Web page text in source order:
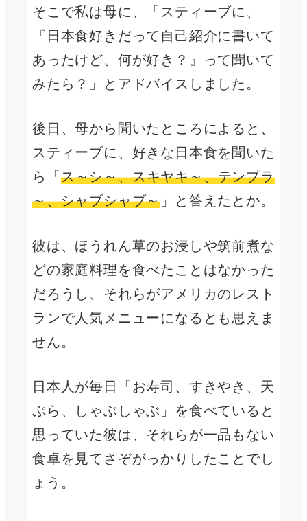
そこで私は母に、「スティーブに、
『日本食好きだって自己紹介に書いて
あったけど、何が好き？』って聞いて
みたら？」とアドバイスしました。
後日、母から聞いたところによると、
スティーブに、好きな日本食を聞いた
ら「 ス～シ～、スキヤキ～、テンプラ
～、シャブシャブ～ 」と答えたとか。
彼は、ほうれん草のお浸しや筑前煮な
どの家庭料理を食べたことはなかった
だろうし、それらがアメリカのレスト
ランで人気メニューになるとも思えま
せん。
日本人が毎日「お寿司、すきやき、天
ぷら、しゃぶしゃぶ」を食べていると
思っていた彼は、それらが一品もない
食卓を見てさぞがっかりしたことでし
ょう。